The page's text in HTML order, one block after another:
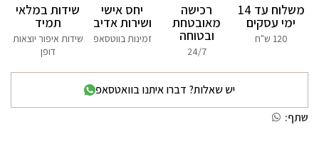
משלוח עד 14
ימי עסקים
120 ש"ח
רכישה
מאובטחת
ובטוחה
24/7
יחס אישי
ושירות אדיב
זמינות בווטסאפ
שידות במלאי
תמיד
שידות איפור יוצאות
דופן
יש שאלות? דברו איתנו בוואטסאפ
שתף: